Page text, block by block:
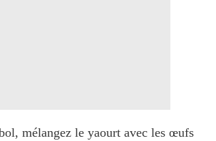
mélangez le yaourt avec les œufs